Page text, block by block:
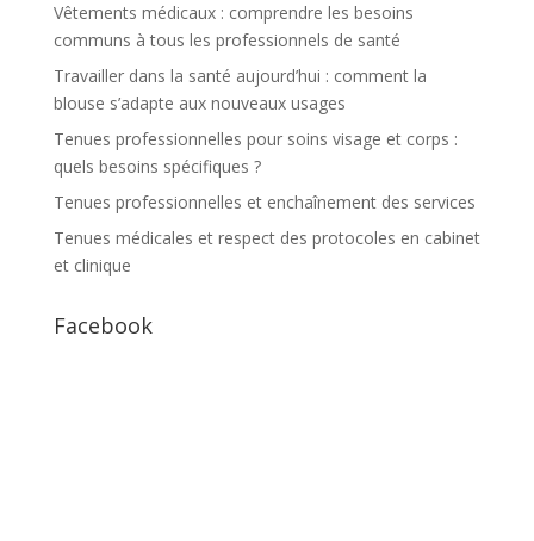
Vêtements médicaux : comprendre les besoins
communs à tous les professionnels de santé
Travailler dans la santé aujourd’hui : comment la
blouse s’adapte aux nouveaux usages
Tenues professionnelles pour soins visage et corps :
quels besoins spécifiques ?
Tenues professionnelles et enchaînement des services
Tenues médicales et respect des protocoles en cabinet
et clinique
Facebook